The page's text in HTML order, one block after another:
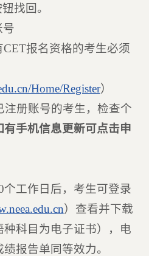
找回。
号
报名资格的考生必须
Home/Register）
注册账号的考生，检查个
有手机信息更新可点击申
个工作日后，考生可登录
）查看并下载
科目为电子证书），电
报告单同等效力。